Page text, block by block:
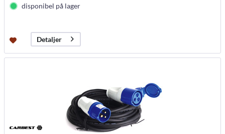
disponibel på lager
Detaljer